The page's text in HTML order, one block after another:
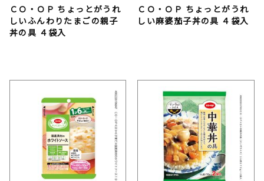
ＣＯ・ＯＰ ちょっとがうれ
しいふんわりたまごの親子
丼の具 ４袋入
ＣＯ・ＯＰ ちょっとがうれ
しい麻婆茄子丼の具 ４袋入